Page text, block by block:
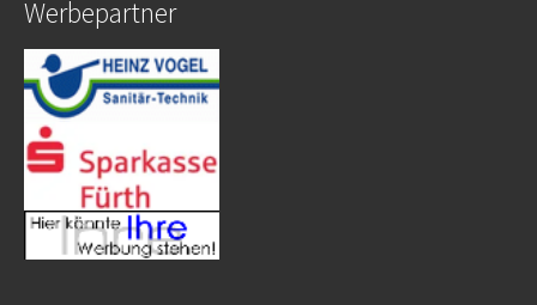
Werbepartner